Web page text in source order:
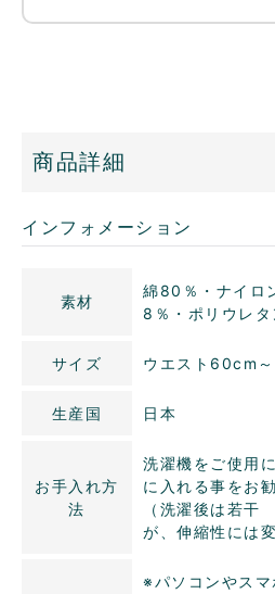
商品詳細
インフォメーション
素材
綿80％・ナイロ
8％・ポリウレタ
サイズ ウエスト60cm
生産国 日本
お手入れ方
法
洗濯機をご使用
に入れる事をお
（洗濯後は若
が、伸縮性には
※パソコンやス